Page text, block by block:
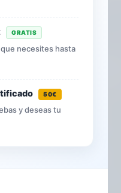
GRATIS
necesites hasta
50€
y deseas tu